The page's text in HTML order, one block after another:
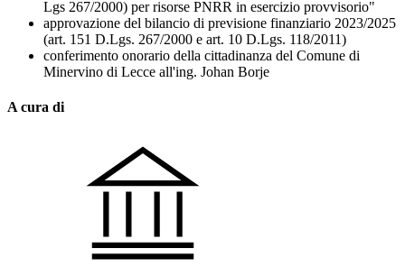
Lgs 267/2000) per risorse PNRR in esercizio provvisorio"
approvazione del bilancio di previsione finanziario 2023/2025
(art. 151 D.Lgs. 267/2000 e art. 10 D.Lgs. 118/2011)
conferimento onorario della cittadinanza del Comune di
Minervino di Lecce all'ing. Johan Borje
A cura di